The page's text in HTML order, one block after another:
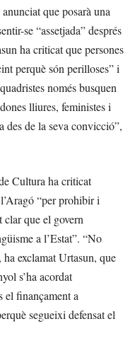
que posarà una
se “assetjada” després
ha criticat que persones
perquè són perilloses” i
només busquen
lliures, feministes i
de la seva convicció”,
Cultura ha criticat
“per prohibir i
clar que el govern
a l’Estat”. “No
ha exclamat Urtasun, que
s’ha acordat
el finançament a
segueixi defensat el